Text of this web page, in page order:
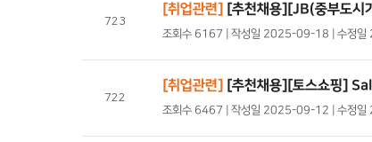
723
[취업관련] [추천채용][JB(중부도시
조회수 6167 | 작성일 2025-09-18 | 수정
722
[취업관련] [추천채용][토스쇼핑]
조회수 6467 | 작성일 2025-09-12 | 수정